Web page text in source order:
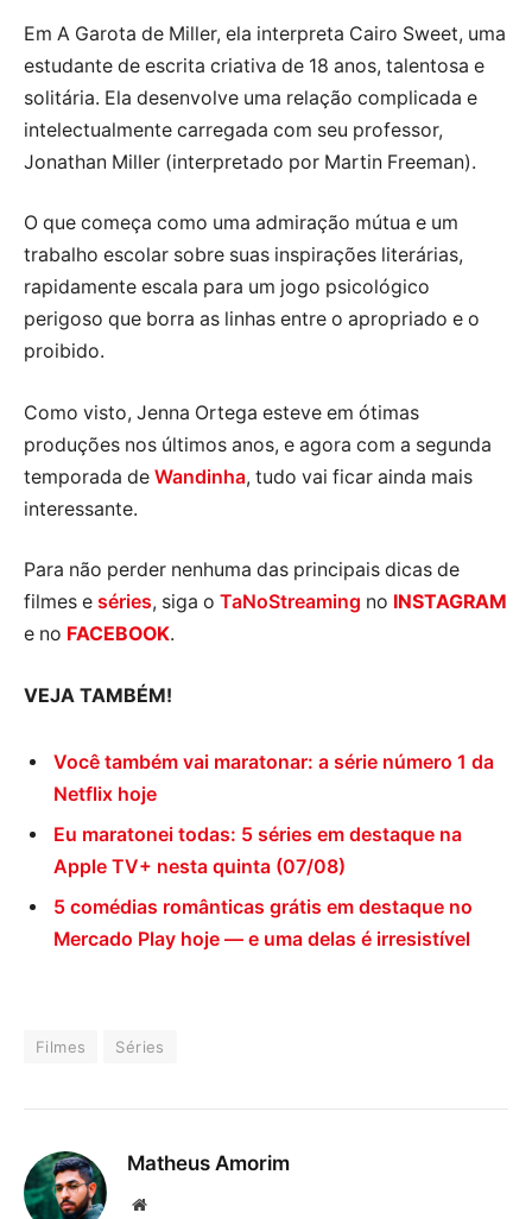
Em A Garota de Miller, ela interpreta Cairo Sweet, uma
estudante de escrita criativa de 18 anos, talentosa e
solitária. Ela desenvolve uma relação complicada e
intelectualmente carregada com seu professor,
Jonathan Miller (interpretado por Martin Freeman).
O que começa como uma admiração mútua e um
trabalho escolar sobre suas inspirações literárias,
rapidamente escala para um jogo psicológico
perigoso que borra as linhas entre o apropriado e o
proibido.
Como visto, Jenna Ortega esteve em ótimas
produções nos últimos anos, e agora com a segunda
temporada de Wandinha, tudo vai ficar ainda mais
interessante.
Para não perder nenhuma das principais dicas de
filmes e séries, siga o TaNoStreaming no INSTAGRAM
e no FACEBOOK.
VEJA TAMBÉM!
Você também vai maratonar: a série número 1 da
Netflix hoje
Eu maratonei todas: 5 séries em destaque na
Apple TV+ nesta quinta (07/08)
5 comédias românticas grátis em destaque no
Mercado Play hoje — e uma delas é irresistível
Filmes Séries
Matheus Amorim
Website